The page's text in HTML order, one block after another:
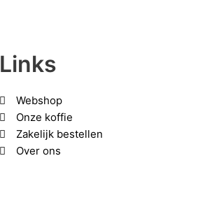
Links
Webshop
Onze koffie
Zakelijk bestellen
Over ons